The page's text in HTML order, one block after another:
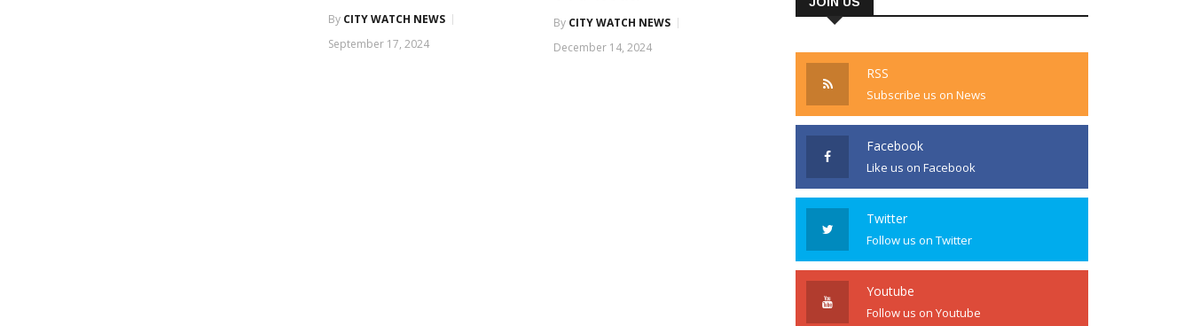
By CITY WATCH NEWS
September 17, 2024
By CITY WATCH NEWS
December 14, 2024
RSS
Subscribe us on News
Facebook
Like us on Facebook
Twitter
Follow us on Twitter
Youtube
Follow us on Youtube